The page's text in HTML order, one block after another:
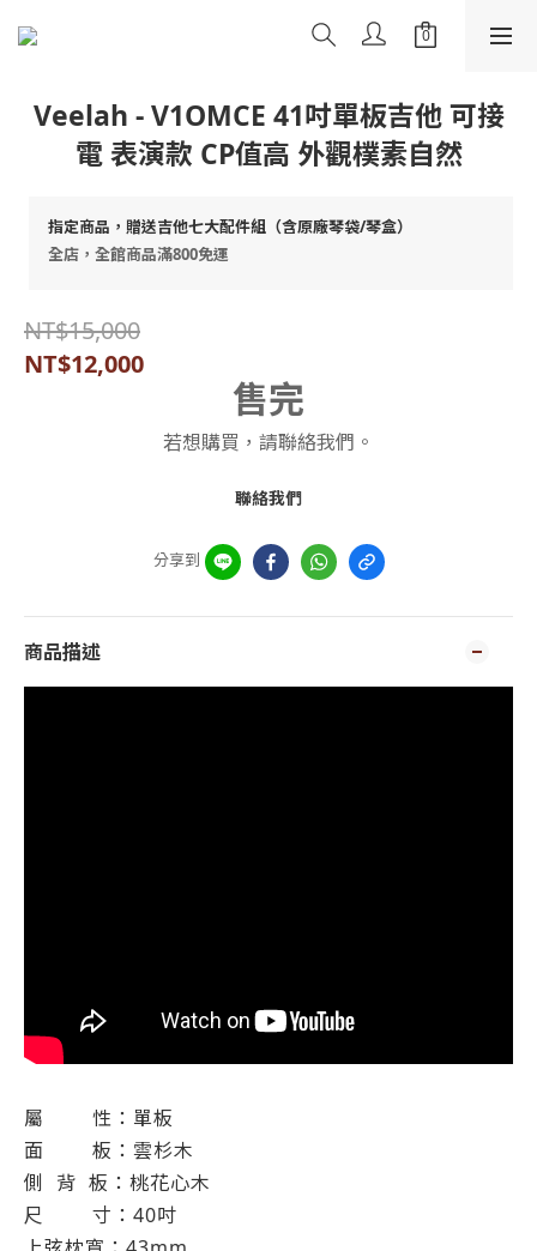
Veelah - V1OMCE 41吋單板吉他 可接
電 表演款 CP值高 外觀樸素自然
指定商品，贈送吉他七大配件組（含原廠琴袋/琴盒）
全店，全館商品滿800免運
NT$15,000
NT$12,000
售完
若想購買，請聯絡我們。
聯絡我們
分享到
商品描述
屬
性：單板
面
板：雲杉木
側
背 板：桃花心木
尺
寸：40吋